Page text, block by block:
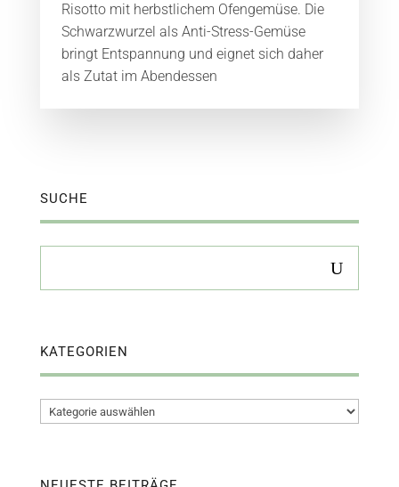
Risotto mit herbstlichem Ofengemüse. Die
Schwarzwurzel als Anti-Stress-Gemüse
bringt Entspannung und eignet sich daher
als Zutat im Abendessen
SUCHE
KATEGORIEN
Kategorien